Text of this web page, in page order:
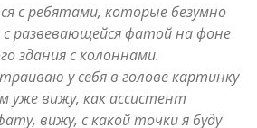
с ребятами, которые безумно
развевающейся фатой на фоне
здания с колоннами.
у себя в голове картинку
уже вижу, как ассистент
вижу, с какой точки я буду